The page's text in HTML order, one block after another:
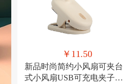
￥11.50
新品时尚简约小风扇可夹台
式小风扇USB可充电夹子式